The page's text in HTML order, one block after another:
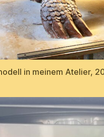
in meinem Atelier,